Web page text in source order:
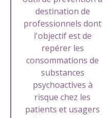
destination de
professionnels dont
l'objectif est de
repérer les
consommations de
substances
psychoactives à
risque chez les
patients et usagers